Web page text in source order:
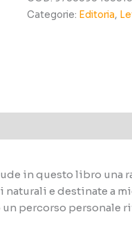
quantità
Categorie: Editoria,
in questo libro una
e destinate a
percorso personale